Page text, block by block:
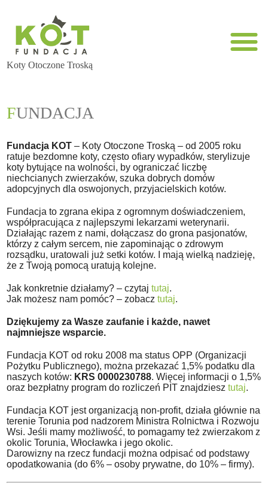
Koty Otoczone Troską
FUNDACJA
Fundacja KOT – Koty Otoczone Troską – od 2005 roku
ratuje bezdomne koty, często ofiary wypadków, sterylizuje
koty bytujące na wolności, by ograniczać liczbę
niechcianych zwierzaków, szuka dobrych domów
adopcyjnych dla oswojonych, przyjacielskich kotów.
Fundacja to zgrana ekipa z ogromnym doświadczeniem,
współpracująca z najlepszymi lekarzami weterynarii.
Działając razem z nami, dołączasz do grona pasjonatów,
którzy z całym sercem, nie zapominając o zdrowym
rozsądku, uratowali już setki kotów. I mają wielką nadzieję,
że z Twoją pomocą uratują kolejne.
Jak konkretnie działamy? – czytajtutaj.
Jak możesz nam pomóc? – zobacztutaj.
Dziękujemy za Wasze zaufanie i każde, nawet
najmniejsze wsparcie.
Fundacja KOT od roku 2008 ma status OPP (Organizacji
Pożytku Publicznego), można przekazać 1,5% podatku dla
naszych kotów: KRS 0000230788. Więcej informacji o 1,5%
oraz bezpłatny program do rozliczeń PIT znajdziesztutaj.
Fundacja KOT jest organizacją non-profit, działa głównie na
terenie Torunia pod nadzorem Ministra Rolnictwa i Rozwoju
Wsi. Jeśli mamy możliwość, to pomagamy też zwierzakom z
okolic Torunia, Włocławka i jego okolic.
Darowizny na rzecz fundacji można odpisać od podstawy
opodatkowania (do 6% – osoby prywatne, do 10% – firmy).